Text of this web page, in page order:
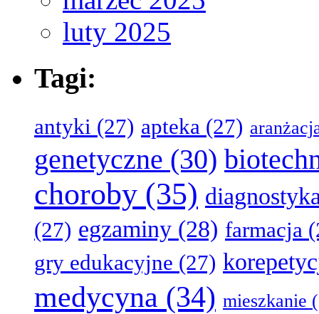
luty 2025
Tagi:
antyki (27) apteka (27)
genetyczne (30)
choroby (35)
(27) egzaminy (28) farmacja
gry edukacyjne (27)
medycyna (34) mieszkanie